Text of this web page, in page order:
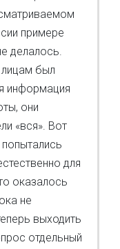
примере
делалось.
был
информация
они
«вся». Вот
для
оказалось
не
выходить
отдельный